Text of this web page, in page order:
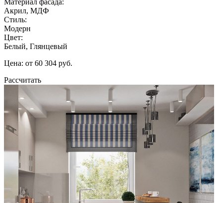
Акрил, МДФ
Стиль:
Модерн
Цвет:
Белый, Глянцевый
Цена: от 60 304 руб.
Рассчитать